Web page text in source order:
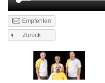
Empfehlen
Zurück
Seiten